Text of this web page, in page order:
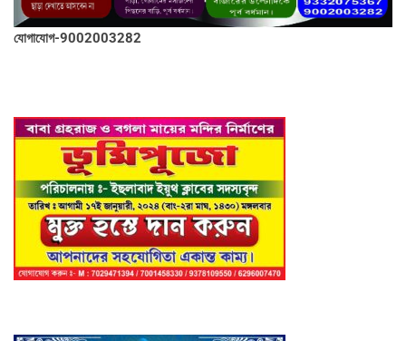
যোগাযোগ-9002003282